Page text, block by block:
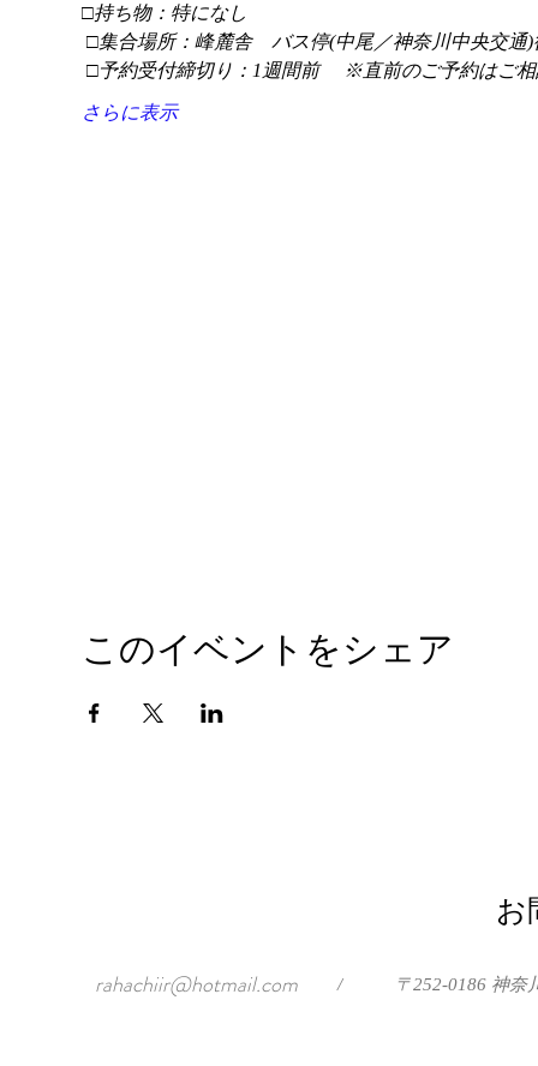
□持ち物：特になし
□集合場所：峰麓舎　バス停(中尾／神奈川中央交通)
□予約受付締切り：1週間前 　※直前のご予約はご
さらに表示
このイベントをシェア
お
rahachiir@hotmail.com / 〒252-0186 神奈